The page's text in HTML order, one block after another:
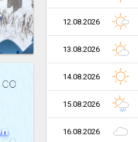
12.08.2026
13.08.2026
14.08.2026
15.08.2026
16.08.2026